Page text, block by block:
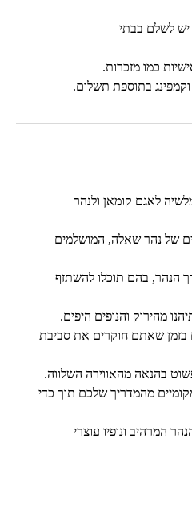
יש לשלם בבתי
כמו מזכרות.
בתוספת תשלום.
לאגם קומאן ולנהר
של נהר שאלה, המושלמים
הנהר, בהם תוכלו להשתזף
מהירוק והנופים היפים.
בזמן שאתם חוקרים את סביבת
בהנאה מהאווירה השלווה.
מהמדריך שלכם תוך כדי
המרהיב ונופיו עוצרי